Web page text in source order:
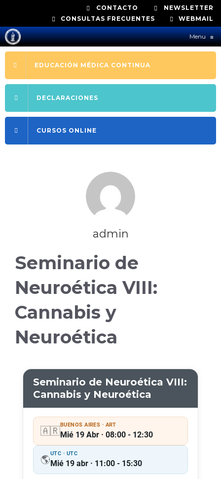
CONTACTO
NEWSLETTER
CONSULTAS FRECUENTES
WEBMAIL
Menu≡
EDUCACIÓN MÉDICA CONTINUA
DECLARACIONES
CURSOS ONLINE
admin
Seminario de
Neuroética VIII:
Cannabis y
Neuroética
Seminario de Neuroética VIII:
Cannabis y Neuroética
🇦🇷
BUENOS AIRES · ART
Mié 19 Abr · 08:00 - 12:30
🌎
UTC · UTC
Mié 19 abr · 11:00 - 15:30